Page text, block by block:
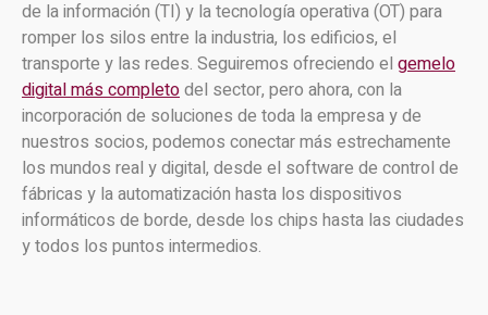
de la información (TI) y la tecnología operativa (OT) para
romper los silos entre la industria, los edificios, el
transporte y las redes. Seguiremos ofreciendo el gemelo
digital más completodel sector, pero ahora, con la
incorporación de soluciones de toda la empresa y de
nuestros socios, podemos conectar más estrechamente
los mundos real y digital, desde el software de control de
fábricas y la automatización hasta los dispositivos
informáticos de borde, desde los chips hasta las ciudades
y todos los puntos intermedios.